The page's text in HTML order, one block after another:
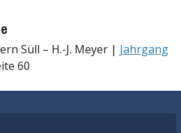
Süll – H.-J. Meyer | Jahrgang
60